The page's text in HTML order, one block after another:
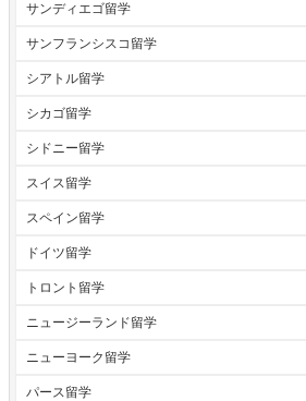
サンディエゴ留学
サンフランシスコ留学
シアトル留学
シカゴ留学
シドニー留学
スイス留学
スペイン留学
ドイツ留学
トロント留学
ニュージーランド留学
ニューヨーク留学
パース留学